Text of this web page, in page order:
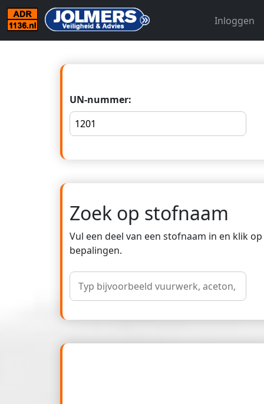
Inloggen
UN-nummer:
Zoek op stofnaam
Vul een deel van een stofnaam in en klik
bepalingen.